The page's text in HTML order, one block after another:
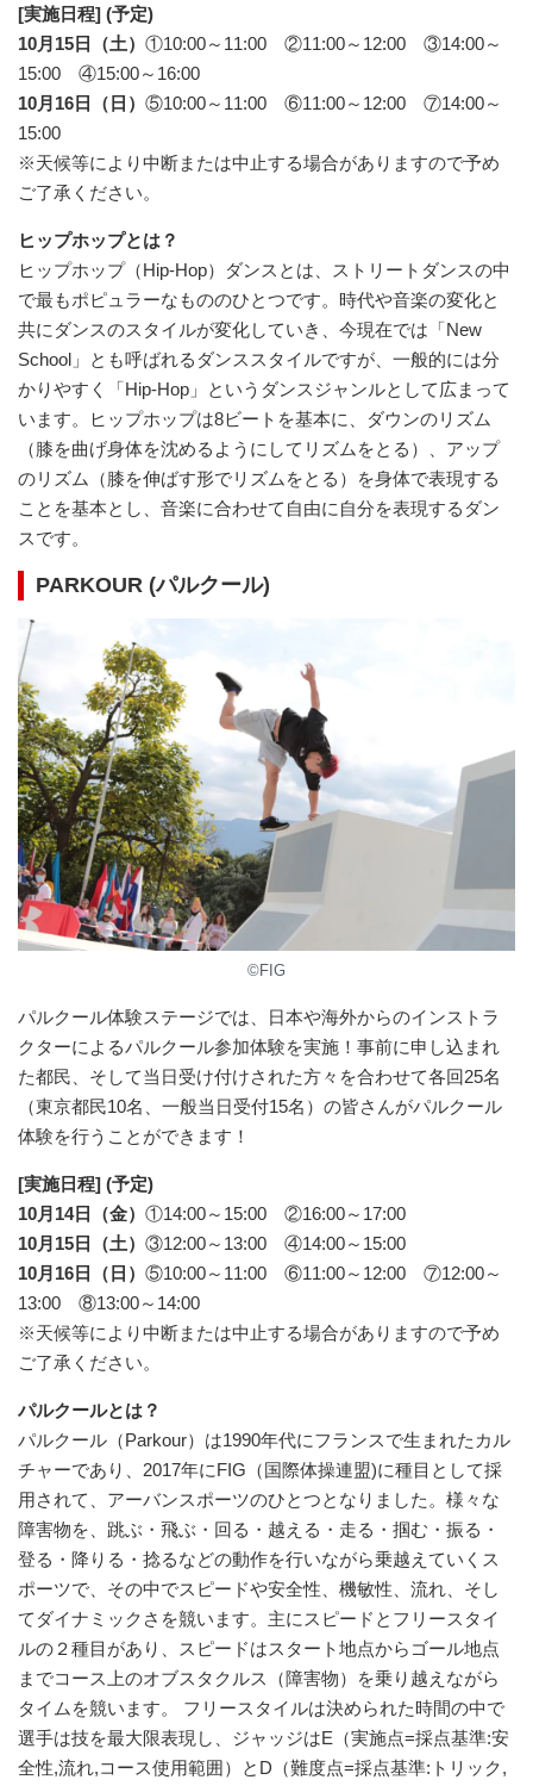
[実施日程] (予定)
10月15日（土） ①10:00～11:00 ②11:00～12:00 ③14:00～
15:00 ④15:00～16:00
10月16日（日） ⑤10:00～11:00 ⑥11:00～12:00 ⑦14:00～
15:00
※天候等により中断または中止する場合がありますので予め
ご了承ください。
ヒップホップとは？
ヒップホップ（Hip-Hop）ダンスとは、ストリートダンスの中
で最もポピュラーなもののひとつです。時代や音楽の変化と
共にダンスのスタイルが変化していき、今現在では「New
School」とも呼ばれるダンススタイルですが、一般的には分
かりやすく「Hip-Hop」というダンスジャンルとして広まって
います。ヒップホップは8ビートを基本に、ダウンのリズム
（膝を曲げ身体を沈めるようにしてリズムをとる）、アップ
のリズム（膝を伸ばす形でリズムをとる）を身体で表現する
ことを基本とし、音楽に合わせて自由に自分を表現するダン
スです。
PARKOUR (パルクール)
©FIG
パルクール体験ステージでは、日本や海外からのインストラ
クターによるパルクール参加体験を実施！事前に申し込まれ
た都民、そして当日受け付けされた方々を合わせて各回25名
（東京都民10名、一般当日受付15名）の皆さんがパルクール
体験を行うことができます！
[実施日程] (予定)
10月14日（金） ①14:00～15:00 ②16:00～17:00
10月15日（土） ③12:00～13:00 ④14:00～15:00
10月16日（日） ⑤10:00～11:00 ⑥11:00～12:00 ⑦12:00～
13:00 ⑧13:00～14:00
※天候等により中断または中止する場合がありますので予め
ご了承ください。
パルクールとは？
パルクール（Parkour）は1990年代にフランスで生まれたカル
チャーであり、2017年にFIG（国際体操連盟)に種目として採
用されて、アーバンスポーツのひとつとなりました。様々な
障害物を、跳ぶ・飛ぶ・回る・越える・走る・掴む・振る・
登る・降りる・捻るなどの動作を行いながら乗越えていくス
ポーツで、その中でスピードや安全性、機敏性、流れ、そし
てダイナミックさを競います。主にスピードとフリースタイ
ルの２種目があり、スピードはスタート地点からゴール地点
までコース上のオブスタクルス（障害物）を乗り越えながら
タイムを競います。 フリースタイルは決められた時間の中で
選手は技を最大限表現し、ジャッジはE（実施点=採点基準:安
全性,流れ,コース使用範囲）とD（難度点=採点基準:トリック,